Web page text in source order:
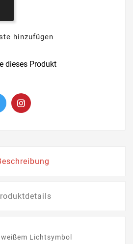
hinzufügen
dieses Produkt
Lichtsymbol